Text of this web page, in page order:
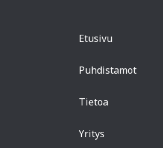
Etusivu
Puhdistamot
Tietoa
Yritys